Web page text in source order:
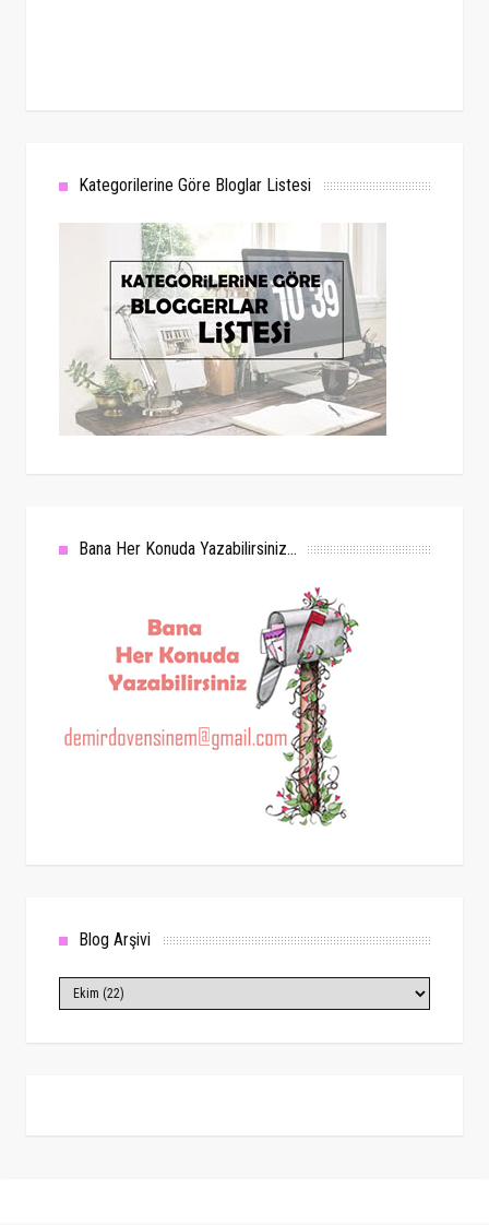
Kategorilerine Göre Bloglar Listesi
Bana Her Konuda Yazabilirsiniz...
Blog Arşivi